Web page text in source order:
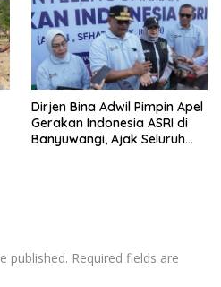
Dirjen Bina Adwil Pimpin Apel
Gerakan Indonesia ASRI di
Banyuwangi, Ajak Seluruh
published. Required fields are